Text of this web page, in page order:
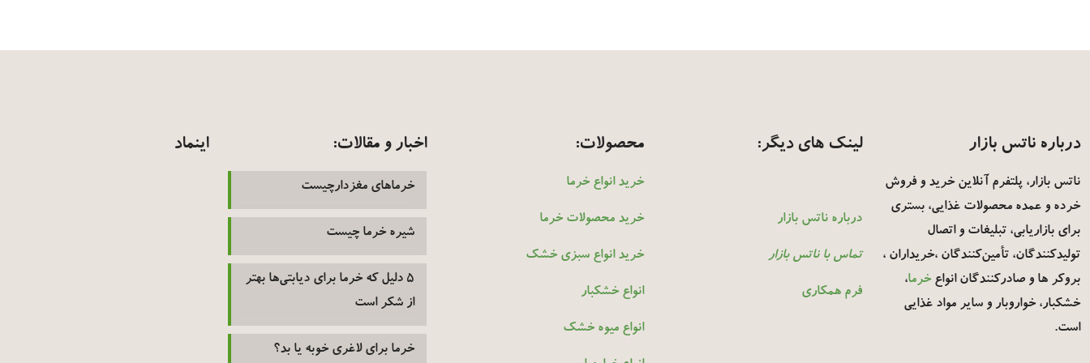
درباره ناتس بازار
ناتس بازار، پلتفرم آنلاین خرید و فروش
خرده و عمده محصولات غذایی، بستری
برای بازاریابی، تبلیغات و اتصال
تولیدکنندگان، تأمین‌کنندگان ،خریداران ،
بروکر ها و صادرکنندگان انواعخرما،
خشکبار، خواروبار و سایر مواد غذایی
است.
لینک های دیگر:
درباره ناتس بازار
تماس با ناتس بازار
فرم همکاری
محصولات:
خرید انواع خرما
خرید محصولات خرما
خرید انواع سبزی خشک
انواع خشکبار
انواع میوه خشک
اخبار و مقالات:
خرماهای مغزدارچیست
شیره خرما چیست
۵ دلیل که خرما برای دیابتی‌ها بهتر
از شکر است
خرما برای لاغری خوبه یا بد؟
اینماد